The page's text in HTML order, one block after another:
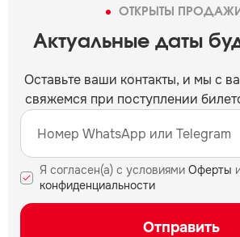
ОТКРЫТЫ ПРОДАЖИ
Актуальные даты
Оставьте ваши контакты, и мы c
свяжемся при поступлении
Отправить
Я согласен(а) с условиями Оферты
конфиденциальности